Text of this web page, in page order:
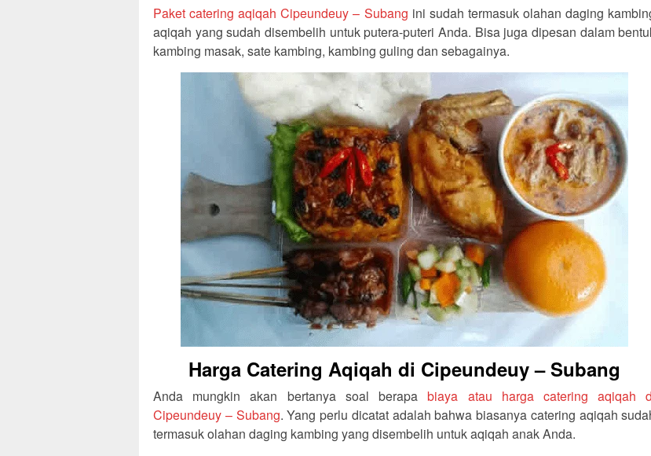
Paket catering aqiqah Cipeundeuy – Subang ini sudah termasuk olahan daging
aqiqah yang sudah disembelih untuk putera-puteri Anda. Bisa juga dipesan dalam
kambing masak, sate kambing, kambing guling dan sebagainya.
Harga Catering Aqiqah di Cipeundeuy – Subang
Anda mungkin akan bertanya soal berapabiaya atau harga catering aqiqah
Cipeundeuy – Subang. Yang perlu dicatat adalah bahwa biasanya catering aqiqah
termasuk olahan daging kambing yang disembelih untuk aqiqah anak Anda.